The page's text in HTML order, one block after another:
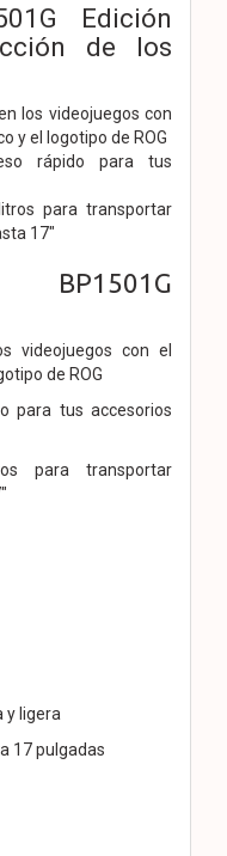
Edición
de los
los videojuegos con
y el logotipo de ROG
rápido para tus
para transportar
17"
BP1501G
videojuegos con el
de ROG
para tus accesorios
para transportar
y ligera
17 pulgadas